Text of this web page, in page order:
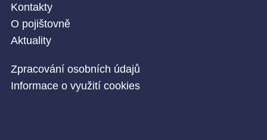
Kontakty
O pojištovně
Aktuality
Zpracování osobních údajů
Informace o využití cookies